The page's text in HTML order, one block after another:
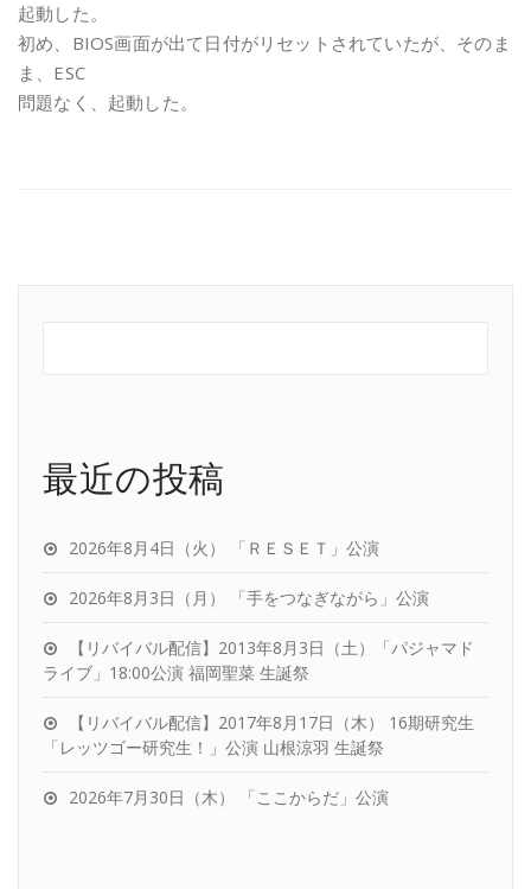
起動した。
初め、BIOS画面が出て日付がリセットされていたが、そのま
ま、ESC
問題なく、起動した。
最近の投稿
2026年8月4日（火） 「ＲＥＳＥＴ」公演
2026年8月3日（月） 「手をつなぎながら」公演
【リバイバル配信】2013年8月3日（土）「パジャマド
ライブ」18:00公演 福岡聖菜 生誕祭
【リバイバル配信】2017年8月17日（木） 16期研究生
「レッツゴー研究生！」公演 山根涼羽 生誕祭
2026年7月30日（木） 「ここからだ」公演